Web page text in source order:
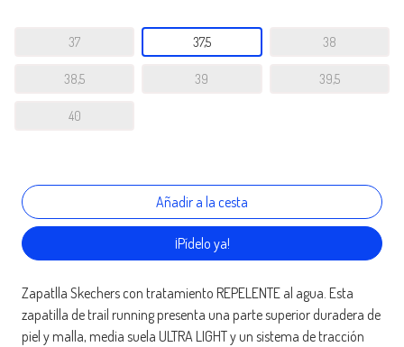
37 37,5 38
38,5 39 39,5
40
¡Pídelo ya!
Zapatlla Skechers con tratamiento REPELENTE al agua. Esta
zapatilla de trail running presenta una parte superior duradera de
piel y malla, media suela ULTRA LIGHT y un sistema de tracción